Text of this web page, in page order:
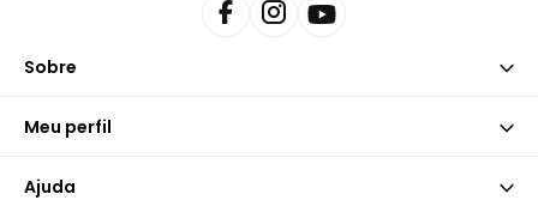
Sobre
Meu perfil
Ajuda